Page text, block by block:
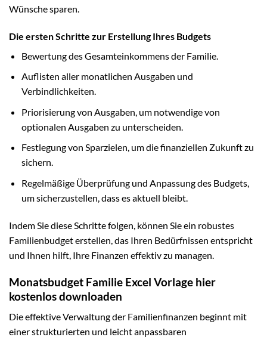
Wünsche sparen.
Die ersten Schritte zur Erstellung Ihres Budgets
Bewertung des Gesamteinkommens der Familie.
Auflisten aller monatlichen Ausgaben und
Verbindlichkeiten.
Priorisierung von Ausgaben, um notwendige von
optionalen Ausgaben zu unterscheiden.
Festlegung von Sparzielen, um die finanziellen Zukunft zu
sichern.
Regelmäßige Überprüfung und Anpassung des Budgets,
um sicherzustellen, dass es aktuell bleibt.
Indem Sie diese Schritte folgen, können Sie ein robustes
Familienbudget erstellen, das Ihren Bedürfnissen entspricht
und Ihnen hilft, Ihre Finanzen effektiv zu managen.
Monatsbudget Familie Excel Vorlage hier
kostenlos downloaden
Die effektive Verwaltung der Familienfinanzen beginnt mit
einer strukturierten und leicht anpassbaren